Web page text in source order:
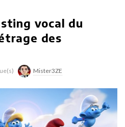
vocal du
des
Mister3ZE